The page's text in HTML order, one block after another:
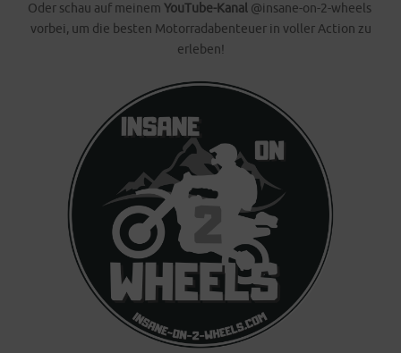
Oder schau auf meinem YouTube-Kanal @insane-on-2-wheels
vorbei, um die besten Motorradabenteuer in voller Action zu
erleben!